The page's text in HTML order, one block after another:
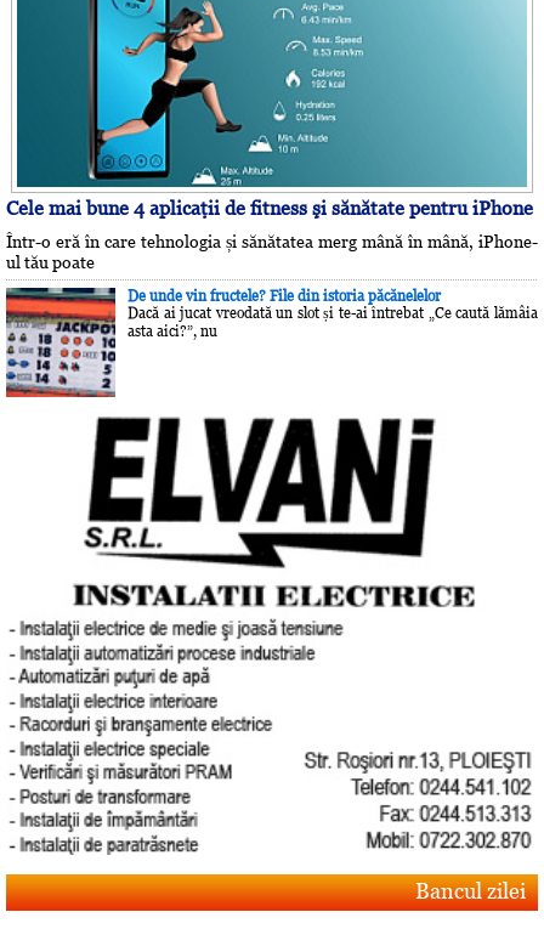
Cele mai bune 4 aplicaţii de fitness şi sănătate pentru iPhone
Într-o eră în care tehnologia și sănătatea merg mână în mână, iPhone-
ul tău poate
De unde vin fructele? File din istoria păcănelelor
Dacă ai jucat vreodată un slot și te-ai întrebat „Ce caută lămâia
asta aici?”, nu
Bancul zilei